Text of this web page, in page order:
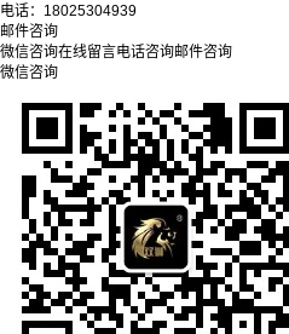
电话： 18025304939
邮件咨询
微信咨询在线留言电话咨询邮件咨询
微信咨询